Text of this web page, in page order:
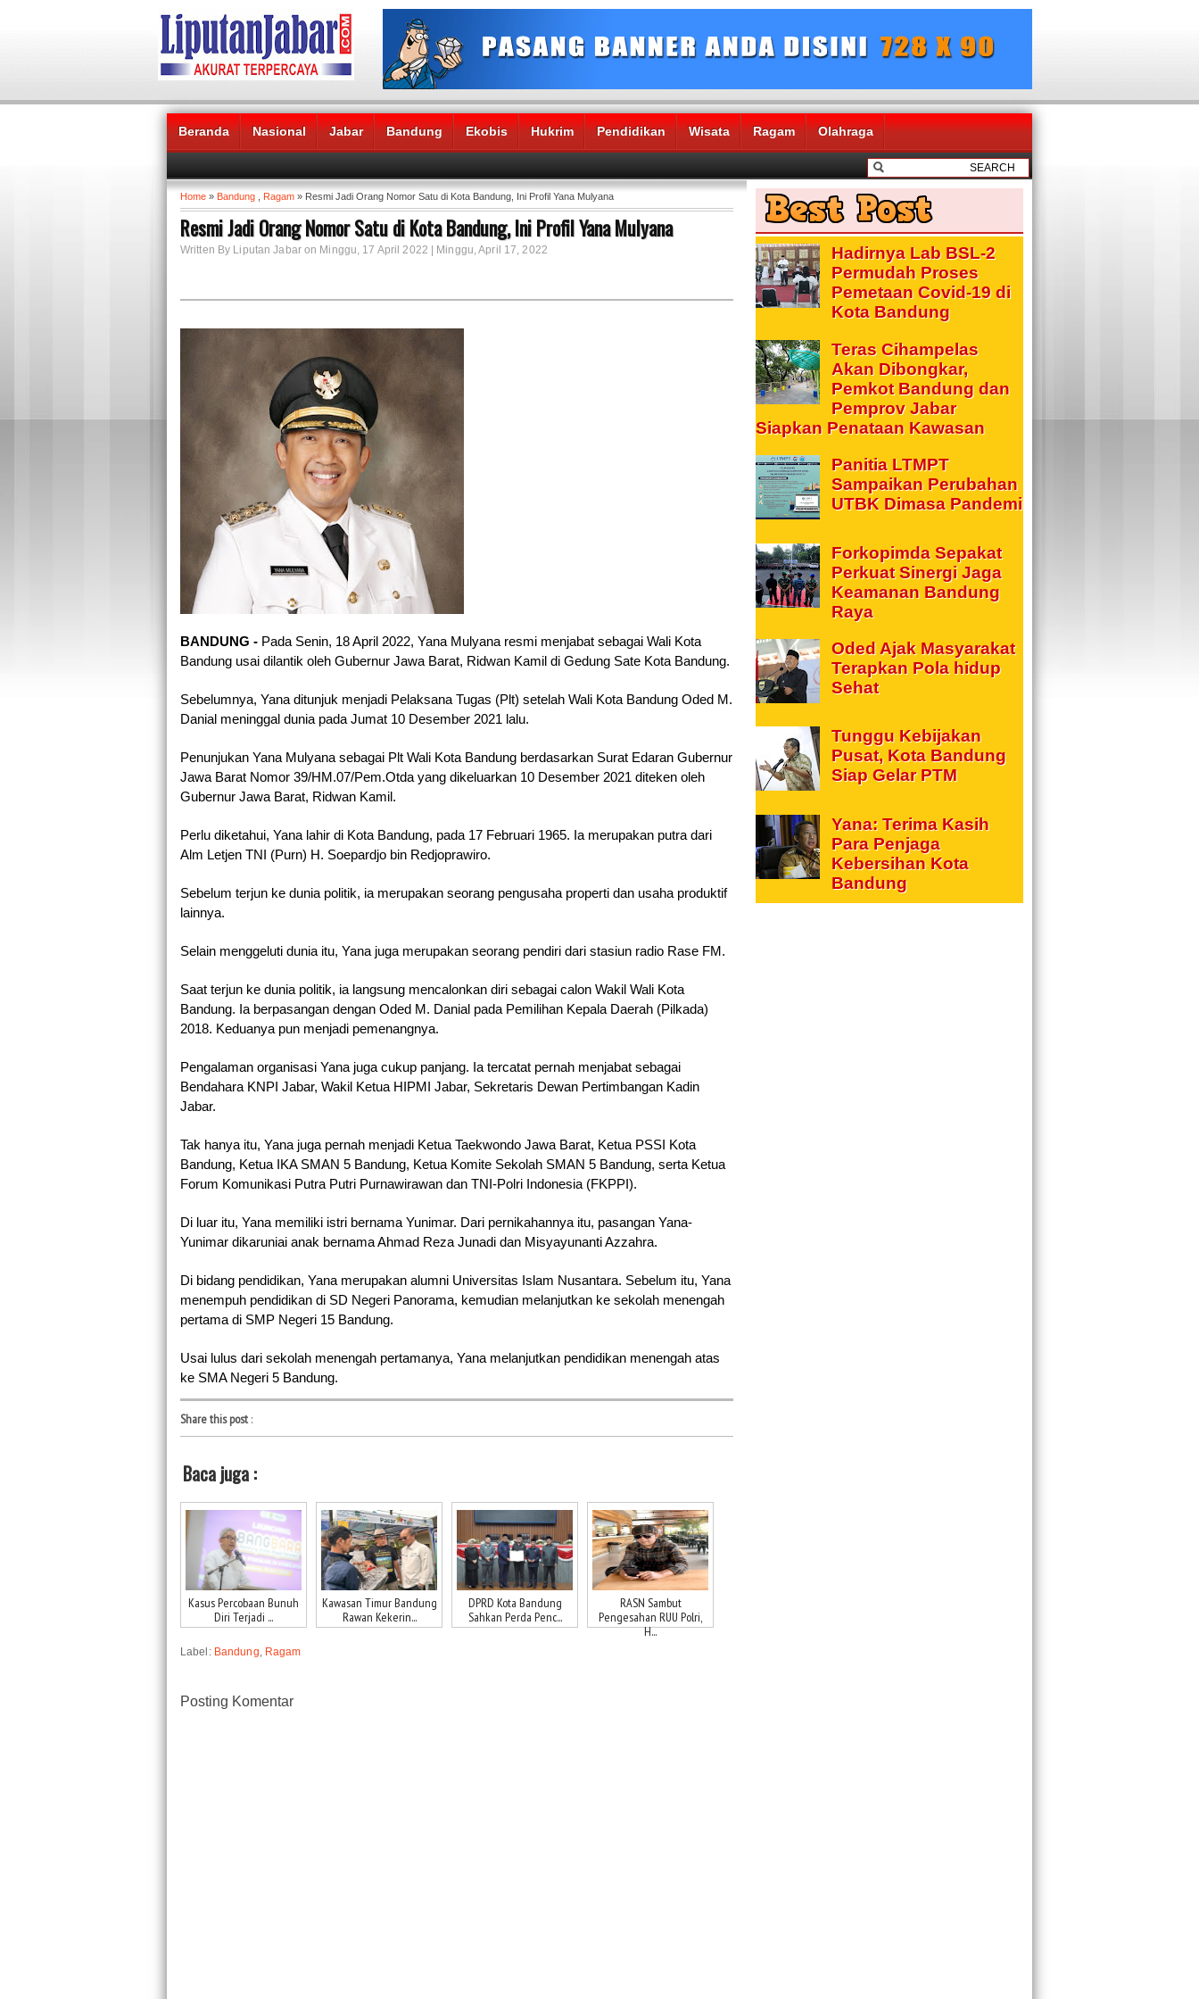
Beranda Nasional Jabar Bandung Ekobis Hukrim Pendidikan Wisata Ragam Olahraga
Headlines News :
Home » Bandung Ragam » Resmi Jadi Orang Nomor Satu di Kota Bandung, Ini Profil Yana Mulyana
Resmi Jadi Orang Nomor Satu di Kota Bandung, Ini Profil Yana Mulyana
Written By Liputan Jabar on Minggu, 17 April 2022 | Minggu, April 17, 2022
BANDUNG - Pada Senin, 18 April 2022, Yana Mulyana resmi menjabat sebagai Wali Kota
Bandung usai dilantik oleh Gubernur Jawa Barat, Ridwan Kamil di Gedung Sate Kota Bandung.
Sebelumnya, Yana ditunjuk menjadi Pelaksana Tugas (Plt) setelah Wali Kota Bandung Oded M.
Danial meninggal dunia pada Jumat 10 Desember 2021 lalu.
Penunjukan Yana Mulyana sebagai Plt Wali Kota Bandung berdasarkan Surat Edaran Gubernur
Jawa Barat Nomor 39/HM.07/Pem.Otda yang dikeluarkan 10 Desember 2021 diteken oleh
Gubernur Jawa Barat, Ridwan Kamil.
Perlu diketahui, Yana lahir di Kota Bandung, pada 17 Februari 1965. Ia merupakan putra dari
Alm Letjen TNI (Purn) H. Soepardjo bin Redjoprawiro.
Sebelum terjun ke dunia politik, ia merupakan seorang pengusaha properti dan usaha produktif
lainnya.
Selain menggeluti dunia itu, Yana juga merupakan seorang pendiri dari stasiun radio Rase FM.
Saat terjun ke dunia politik, ia langsung mencalonkan diri sebagai calon Wakil Wali Kota
Bandung. Ia berpasangan dengan Oded M. Danial pada Pemilihan Kepala Daerah (Pilkada)
2018. Keduanya pun menjadi pemenangnya.
Pengalaman organisasi Yana juga cukup panjang. Ia tercatat pernah menjabat sebagai
Bendahara KNPI Jabar, Wakil Ketua HIPMI Jabar, Sekretaris Dewan Pertimbangan Kadin
Jabar.
Tak hanya itu, Yana juga pernah menjadi Ketua Taekwondo Jawa Barat, Ketua PSSI Kota
Bandung, Ketua IKA SMAN 5 Bandung, Ketua Komite Sekolah SMAN 5 Bandung, serta Ketua
Forum Komunikasi Putra Putri Purnawirawan dan TNI-Polri Indonesia (FKPPI).
Di luar itu, Yana memiliki istri bernama Yunimar. Dari pernikahannya itu, pasangan Yana-
Yunimar dikaruniai anak bernama Ahmad Reza Junadi dan Misyayunanti Azzahra.
Di bidang pendidikan, Yana merupakan alumni Universitas Islam Nusantara. Sebelum itu, Yana
menempuh pendidikan di SD Negeri Panorama, kemudian melanjutkan ke sekolah menengah
pertama di SMP Negeri 15 Bandung.
Usai lulus dari sekolah menengah pertamanya, Yana melanjutkan pendidikan menengah atas
ke SMA Negeri 5 Bandung.
Share this post:
Baca juga :
Kasus Percobaan Bunuh
Diri Terjadi ...
Kawasan Timur Bandung
Rawan Kekerin...
DPRD Kota Bandung
Sahkan Perda Penc...
RASN Sambut
Pengesahan RUU Polri,
H...
Label: Bandung Ragam
Posting Komentar
Hadirnya Lab BSL-2
Permudah Proses
Pemetaan Covid-19 di
Kota Bandung
Teras Cihampelas
Akan Dibongkar,
Pemkot Bandung dan
Pemprov Jabar
Siapkan Penataan Kawasan
Panitia LTMPT
Sampaikan Perubahan
UTBK Dimasa Pandemi
Forkopimda Sepakat
Perkuat Sinergi Jaga
Keamanan Bandung
Raya
Oded Ajak Masyarakat
Terapkan Pola hidup
Sehat
Tunggu Kebijakan
Pusat, Kota Bandung
Siap Gelar PTM
Yana: Terima Kasih
Para Penjaga
Kebersihan Kota
Bandung